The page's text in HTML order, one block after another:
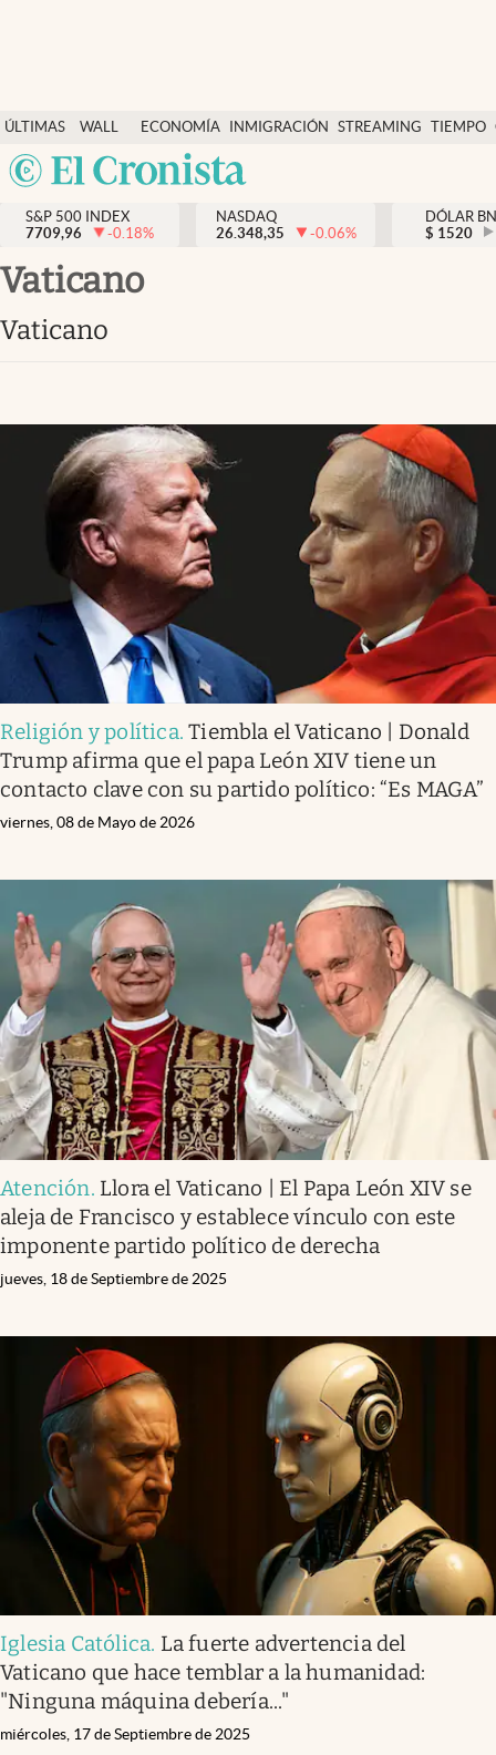
ÚLTIMAS
NOTICIAS
WALL
STREET
Y
DÓLAR
ECONOMÍA INMIGRACIÓN STREAMING TIEMPO
México
Finanzas y economía
Wall Street y dólar
Inmigración
Tiempo
Ciencia y salud
Streaming
PC y mobile
USA
S&P 500 INDEX
7709,96
-0.18%
NASDAQ
26.348,35
-0.06%
DÓLAR
$ 1520
Vaticano
Vaticano
Religión y política.Tiembla el Vaticano | Donald
Trump afirma que el papa León XIV tiene un
contacto clave con su partido político: “Es MAGA”
viernes, 08 de Mayo de 2026
Atención. Llora el Vaticano | El Papa León XIV se
aleja de Francisco y establece vínculo con este
imponente partido político de derecha
jueves, 18 de Septiembre de 2025
Iglesia Católica. La fuerte advertencia del
Vaticano que hace temblar a la humanidad:
"Ninguna máquina debería..."
miércoles, 17 de Septiembre de 2025